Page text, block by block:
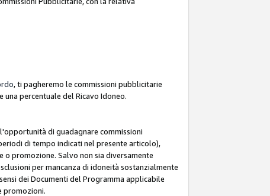
, ti pagheremo le commissioni pubblicitarie
una percentuale del Ricavo Idoneo.
di guadagnare commissioni
di tempo indicati nel presente articolo),
promozione. Salvo non sia diversamente
per mancanza di idoneità sostanzialmente
dei Documenti del Programma applicabile
promozioni.